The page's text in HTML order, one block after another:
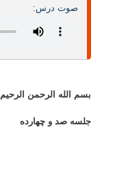
صوت درس:
بسم الله الرحمن الرحيم
جلسه صد و چهارده